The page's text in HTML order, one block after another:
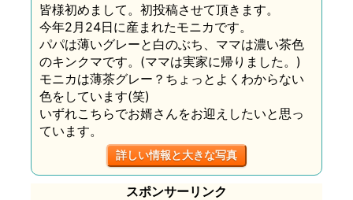
皆様初めまして。初投稿させて頂きます。
今年2月24日に産まれたモニカです。
パパは薄いグレーと白のぶち、ママは濃い茶色
のキンクマです。(ママは実家に帰りました。)
モニカは薄茶グレー？ちょっとよくわからない
色をしています(笑)
いずれこちらでお婿さんをお迎えしたいと思っ
ています。
詳しい情報と大きな写真
スポンサーリンク